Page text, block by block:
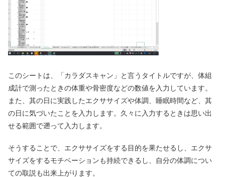
このシートは、「カラダスキャン」と言うタイトルですが、体組
成計で測ったときの体重や骨密度などの数値を入力しています。
また、其の日に実践したエクササイズや体調、睡眠時間など、其
の日に気づいたことを入力します。久々に入力するときは思い出
せる範囲で遡って入力します。
そうすることで、エクササイズをする目的を果たせるし、エクサ
サイズをするモチベーションも持続できるし、自分の体調につい
ての取説も出来上がります。